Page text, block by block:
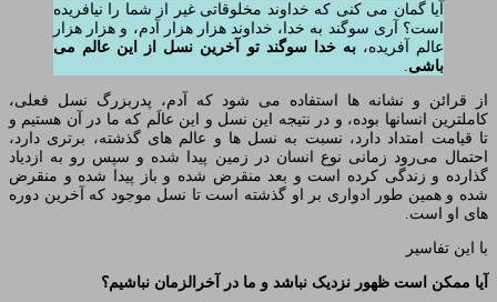
آیا گمان می کنی که خداوند مخلوقاتی غیر از شما را نیافریده
است؟ آری سوگند به خدا، خداوند هزار هزار آدم، و هزار هزار
عالم آفریده،به خدا سوگند تو آخرین نسل از این عالم می
باشی.
از قرائن و نشانه ها استفاده می شود که آدم، پدربزرگ نسل فعلی،
کاملترین انسانها بوده، و در نتیجه این نسل و این عالَم که ما در آن هستیم و
تا قیامت امتداد دارد، نسبت به نسل ها و عالم های گذشته، برتری دارد،
احتمال می‌رود زمانی نوع انسان در زمین پیدا شده و سپس رو به ازدیاد
گذارده و زندگی کرده است و بعد منقرض شده و باز پیدا شده و منقرض
شده و همین طور ادواری بر او گذشته است تا نسل موجود که آخرین دوره
های او است.
با این تفاسیر
آیا ممکن است ظهور نزدیک نباشد و ما در آخرالزمان نباشیم؟